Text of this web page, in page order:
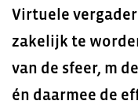
Virtuele
zakelijk te
van de sfeer, m
én daarmee de